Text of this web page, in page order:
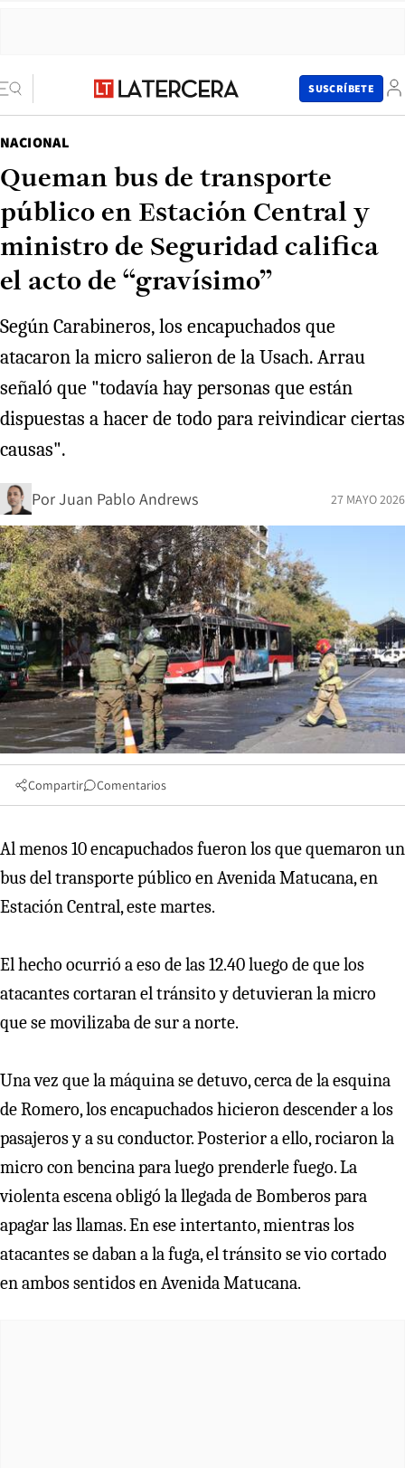
SUSCRÍBETE
NACIONAL
Queman bus de transporte
público en Estación Central y
ministro de Seguridad califica
el acto de “gravísimo”
Según Carabineros, los encapuchados que
atacaron la micro salieron de la Usach. Arrau
señaló que "todavía hay personas que están
dispuestas a hacer de todo para reivindicar ciertas
causas".
PorJuan Pablo Andrews 27 MAYO 2026
Compartir Comentarios
Al menos 10 encapuchados fueron los que quemaron un
bus del transporte público en Avenida Matucana, en
Estación Central, este martes.
El hecho ocurrió a eso de las 12.40 luego de que los
atacantes cortaran el tránsito y detuvieran la micro
que se movilizaba de sur a norte.
Una vez que la máquina se detuvo, cerca de la esquina
de Romero, los encapuchados hicieron descender a los
pasajeros y a su conductor. Posterior a ello, rociaron la
micro con bencina para luego prenderle fuego. La
violenta escena obligó la llegada de Bomberos para
apagar las llamas. En ese intertanto, mientras los
atacantes se daban a la fuga, el tránsito se vio cortado
en ambos sentidos en Avenida Matucana.